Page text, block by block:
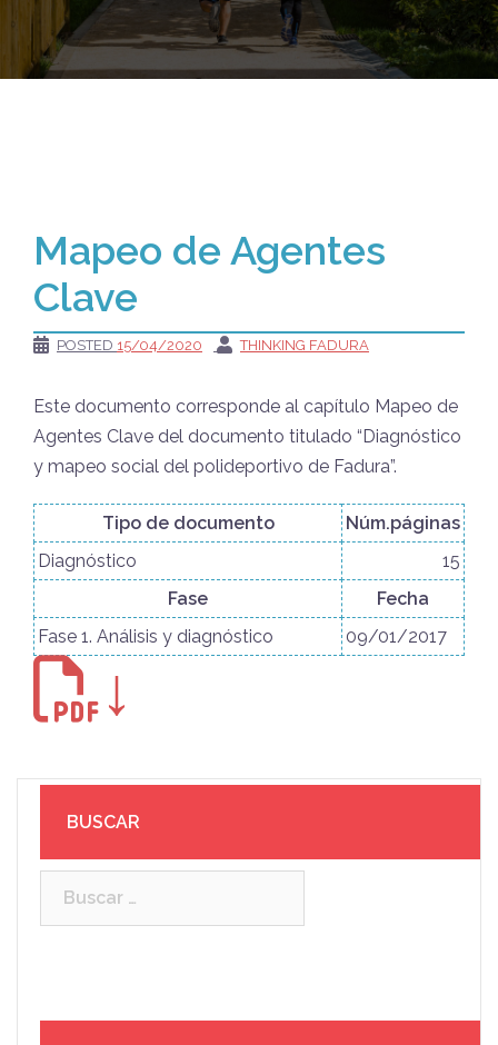
Mapeo de Agentes
Clave
POSTED 15/04/2020 THINKING FADURA
Este documento corresponde al capítulo Mapeo de
Agentes Clave del documento titulado “Diagnóstico
y mapeo social del polideportivo de Fadura”.
Tipo de documento
Núm.páginas
Diagnóstico
15
Fase
Fecha
Fase 1. Análisis y diagnóstico
09/01/2017
↓
BUSCAR